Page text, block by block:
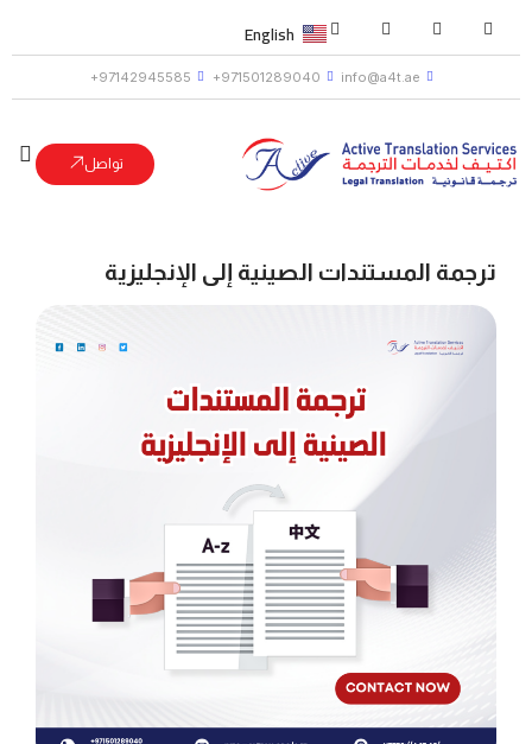
info@a4t.ae
971501289040+
97142945585+
English
تواصل
ترجمة المستندات الصينية إلى الإنجليزية